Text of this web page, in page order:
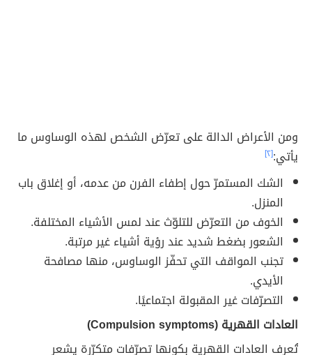
ومن الأعراض الدالة على تعرّض الشخص لهذه الوساوس ما
يأتي:[٢]
الشك المستمرّ حول إطفاء الفرن من عدمه، أو إغلاق باب
المنزل.
الخوف من التعرّض للتلوّث عند لمس الأشياء المختلفة.
الشعور بضغط شديد عند رؤية أشياء غير مرتبة.
تجنب المواقف التي تحفّز الوساوس، منها مصافحة
الأيدي.
التصرّفات غير المقبولة اجتماعيًا.
العادات القهرية (Compulsion symptoms)
تُعرف العادات القهرية بكونها تصرّفات متكرّرة يشعر